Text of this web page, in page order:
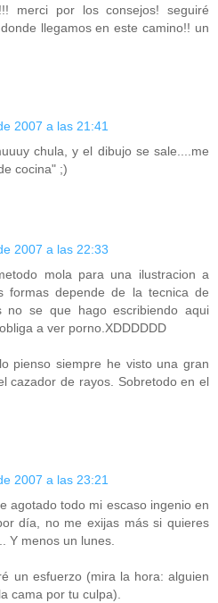
merci por los consejos! seguiré
llegamos en este camino!! un
2007 a las 21:41
chula, y el dibujo se sale....me
cocina" ;)
2007 a las 22:33
mola para una ilustracion a
formas depende de la tecnica de
no se que hago escribiendo aqui
a ver porno.XDDDDDD
pienso siempre he visto una gran
cazador de rayos. Sobretodo en el
2007 a las 23:21
agotado todo mi escaso ingenio en
día, no me exijas más si quieres
Y menos un lunes.
un esfuerzo (mira la hora: alguien
cama por tu culpa).